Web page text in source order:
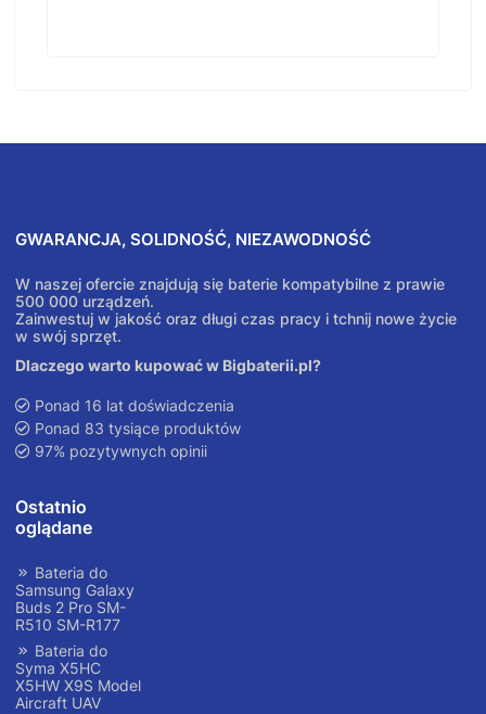
GWARANCJA, SOLIDNOŚĆ, NIEZAWODNOŚĆ
W naszej ofercie znajdują się baterie kompatybilne z prawie
500 000 urządzeń.
Zainwestuj w jakość oraz długi czas pracy i tchnij nowe życie
w swój sprzęt.
Dlaczego warto kupować w Bigbaterii.pl?
Ponad 16 lat doświadczenia
Ponad 83 tysiące produktów
97% pozytywnych opinii
Ostatnio
oglądane
Bateria do
Samsung Galaxy
Buds 2 Pro SM-
R510 SM-R177
Bateria do
Syma X5HC
X5HW X9S Model
Aircraft UAV